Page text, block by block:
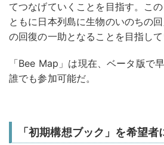
てつなげていくことを目指す。こ
ともに日本列島に生物のいのちの
の回復の一助となることを目指して
「Bee Map」は現在、ベータ版で
誰でも参加可能だ。
「初期構想ブック」を希望者